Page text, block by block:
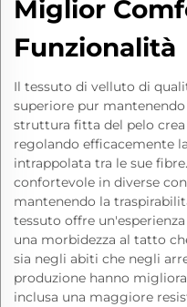
Miglior
Funzionalità
Il tessuto di velluto di
superiore pur
struttura fitta del pelo
regolando efficacemente
intrappolata tra le sue
confortevole in diverse
mantenendo la
tessuto offre
una morbidezza al tatto
sia negli abiti che negli
produzione hanno
inclusa una maggiore